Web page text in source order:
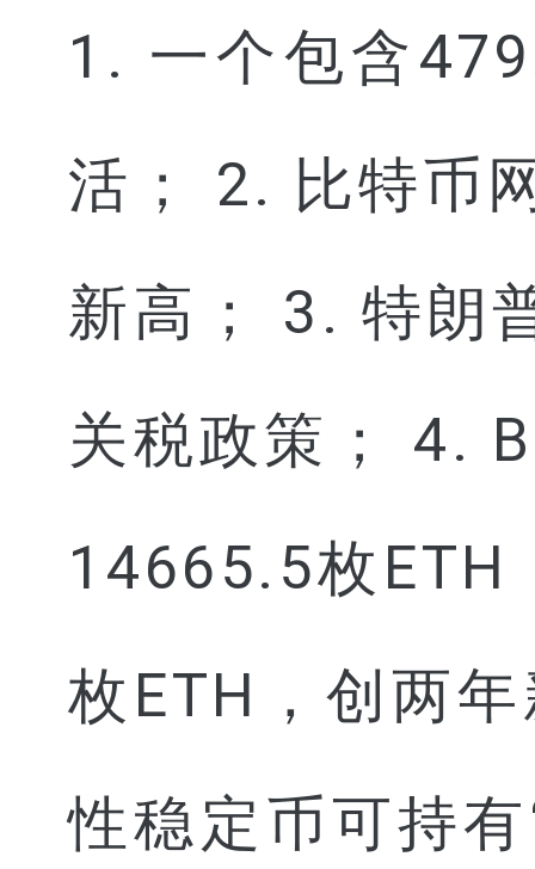
1. 一个包含
活； 2. 比特币
新高； 3. 特朗
关税政策； 4.
14665.5枚ETH
枚ETH，创两
性稳定币可持